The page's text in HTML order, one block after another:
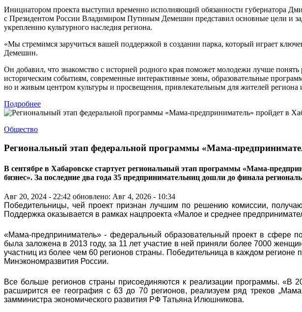
Инициатором проекта выступил временно исполняющий обязанности губернатора
с Президентом России Владимиром Путиным Демешин представил основные цели и
укреплению культурного наследия региона.
«Мы стремимся заручиться вашей поддержкой в создании парка, который играет
Демешин.
Он добавил, что знакомство с историей родного края поможет молодежи лучше
историческим событиям, современные интерактивные зоны, образовательные
но и живым центром культуры и просвещения, привлекательным для жителей региона
Подробнее
Общество
Региональный этап федеральной программы «Мама-
В сентябре в Хабаровске стартует региональный этап программы «Мама-
бизнес». За последние два года 35 предпринимательниц дошли до финала
Авг 20, 2024 - 22:42 обновлено: Авг 4, 2026 - 10:34
Победительницы, чей проект признан лучшим по решению комиссии,
Поддержка оказывается в рамках нацпроекта «Малое и среднее
«Мама-предприниматель» - федеральный образовательный проект в сфере
была заложена в 2013 году, за 11 лет участие в ней приняли более 7000
участниц из более чем 60 регионов страны. Победительница в каждом
Минэкономразвития России.
Все больше регионов страны присоединяются к реализации программы. «В
расширится ее география с 63 до 70 регионов, реализуем ряд треков
замминистра экономического развития РФ Татьяна Илюшникова.